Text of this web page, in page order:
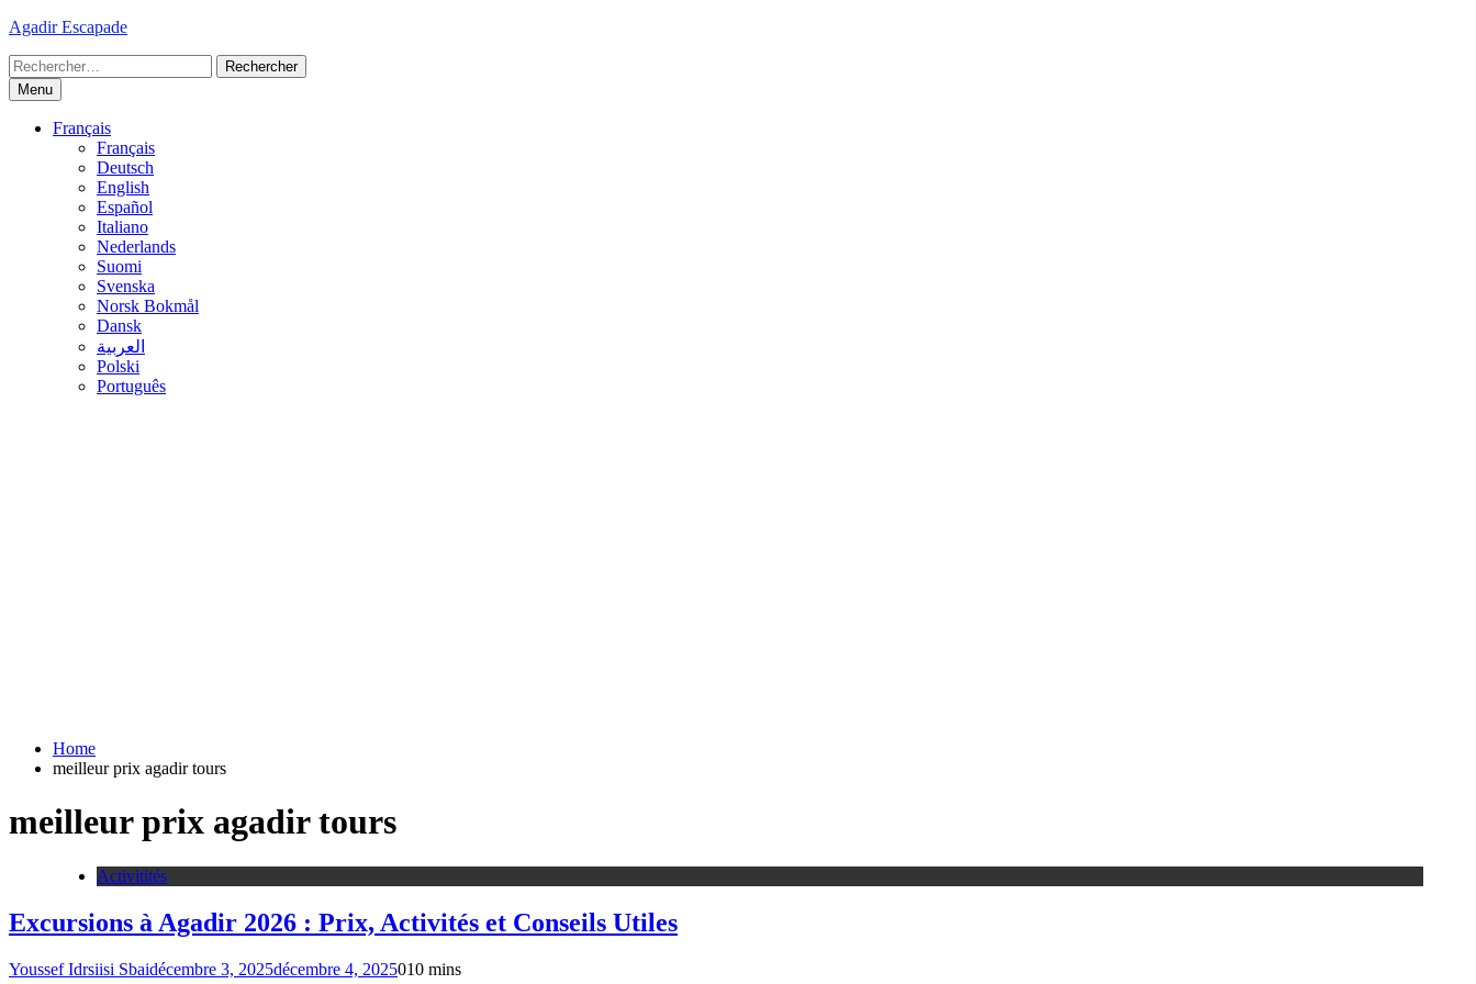
Skip
content
Agadir Escapade
Rechercher :
Menu
Français
Français
Deutsch
English
Español
Italiano
Nederlands
Suomi
Svenska
Norsk Bokmål
Dansk
العربية
Polski
Português
Home
meilleur prix agadir tours
meilleur prix agadir tours
Activitités
Excursions à Agadir 2026 : Prix, Activités et Conseils Utiles
Youssef Idrsiisi Sbaidécembre 3, 2025décembre 4, 2025010 mins